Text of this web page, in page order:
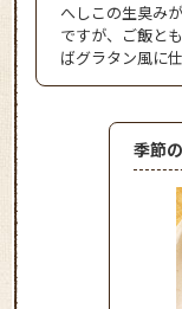
へしこの生臭み
ですが、ご飯と
ばグラタン風に
季節